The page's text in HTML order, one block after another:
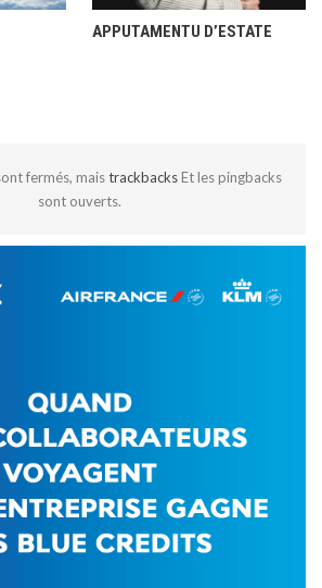
APPUTAMENTU D’ESTATE
fermés, maistrackbacks Et les pingbacks
sont ouverts.